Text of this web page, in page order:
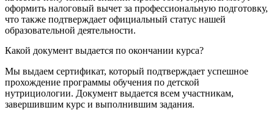
оформить налоговый вычет за профессиональную подготовку,
что также подтверждает официальный статус нашей
образовательной деятельности.
Какой документ выдается по окончании курса?
Мы выдаем сертификат, который подтверждает успешное
прохождение программы обучения по детской
нутрициологии. Документ выдается всем участникам,
завершившим курс и выполнившим задания.